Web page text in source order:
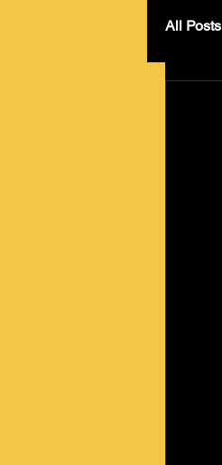
All Posts